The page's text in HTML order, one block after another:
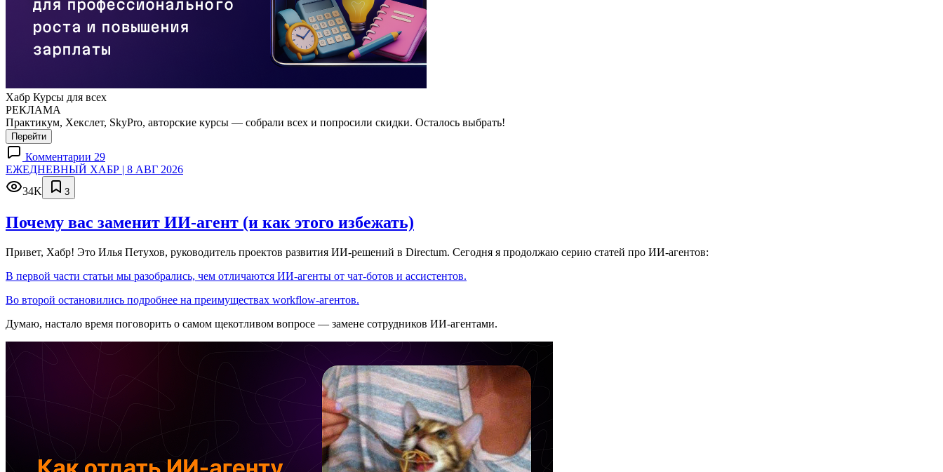
Хабр Курсы для всех
РЕКЛАМА
Практикум, Хекслет, SkyPro, авторские курсы — собрали всех и попросили скидки. Осталось выбрать!
Перейти
Комментарии 29
ЕЖЕДНЕВНЫЙ ХАБР | 8 АВГ 2026
34K
3
Почему вас заменит ИИ‑агент (и как этого избежать)
Привет, Хабр! Это Илья Петухов, руководитель проектов развития ИИ-решений в Directum. Сегодня я продолжаю серию статей про ИИ-агентов:
В первой части статьи мы разобрались, чем отличаются ИИ-агенты от чат-ботов и ассистентов.
Во второй остановились подробнее на преимуществах workflow-агентов.
Думаю, настало время поговорить о самом щекотливом вопросе — замене сотрудников ИИ-агентами.